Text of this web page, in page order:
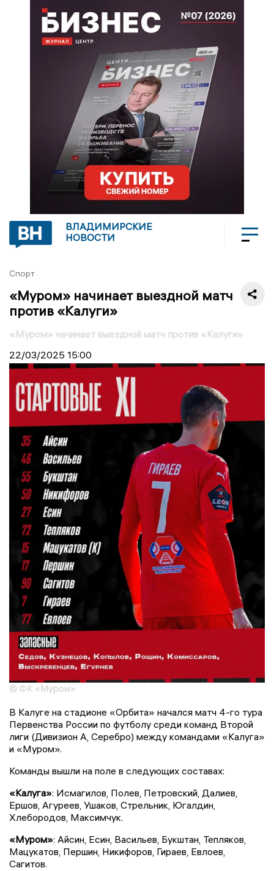
ВЛАДИМИРСКИЕ
НОВОСТИ
Спорт
«Муром» начинает выездной матч
против «Калуги»
«Муром» начинает выездной матч против «Калуги»
22/03/2025 15:00
© ФК «Муром»
В Калуге на стадионе «Орбита» начался матч 4-го тура
Первенства России по футболу среди команд Второй
лиги (Дивизион А, Серебро) между командами «Калуга»
и «Муром».
Команды вышли на поле в следующих составах:
«Калуга»: Исмагилов, Полев, Петровский, Далиев,
Ершов, Агуреев, Ушаков, Стрельник, Югалдин,
Хлебородов, Максимчук.
«Муром»: Айсин, Есин, Васильев, Букштан, Тепляков,
Мацукатов, Першин, Никифоров, Гираев, Евлоев,
Сагитов.